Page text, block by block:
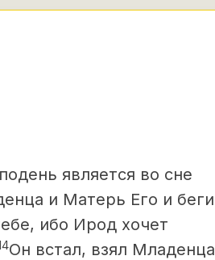
является во сне
и Матерь Его и беги
ибо Ирод хочет
Он встал, взял Младенца